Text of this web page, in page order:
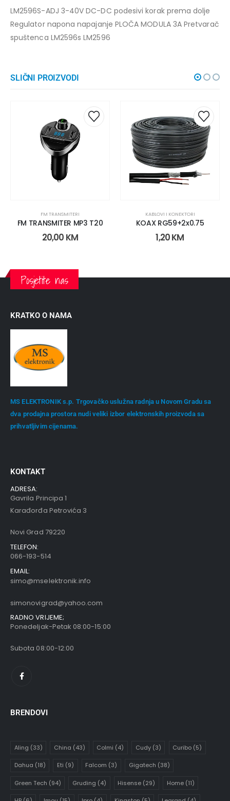
LM2596S-ADJ 3-40V DC-DC podesivi korak prema dolje
Regulator napona napajanje PLOČA MODULA 3A Pretvarač
spuštenca LM2596s LM2596
SLIČNI PROIZVODI
FM TRANSMITERI
FM TRANSMITER MP3 T20
20,00 KM
KABLOVI I KONEKTORI
KOAX RG59+2x0.75
1,20KM
Posjetite nas
KRATKO O NAMA
MS ELEKTRONIK s.p. Trgovačko uslužna radnja u Novom Gradu sa
dva prodajna prostora nudi veliki izbor elektronskih proizvoda sa
prihvatljivim cijenama.
KONTAKT
ADRESA:
Gavrila Principa 1
Karađorđa Petrovića 3
Novi Grad 79220
TELEFON:
066-193-514
EMAIL:
simo@mselektronik.info
simonovigrad@yahoo.com
RADNO VRIJEME;
Ponedeljak-Petak 08:00-15:00
Subota 08:00-12:00
BRENDOVI
Aling (33) China (43) Colmi (4) Cudy(3) Curibo (5)
Dahua (18) Eti (9) Falcom (3) Gigatech (38)
Green Tech (94) Gruding (4) Hisense (29) Home(11)